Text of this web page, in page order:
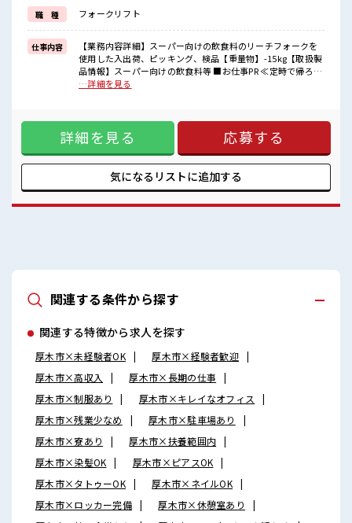
■職場の雰囲気
休憩室で楽しくランチ♪
時間があれば昼寝もしちゃおう！
残業は基本ないので定時でサクッと帰宅OK！
高収入もバッチリ目指せますよ！
職 種 フォークリフト
仕事内容
【業務内容詳細】スーパー向けの飲食料のリーチフォークを
使用した入出荷、ピッキング、検品【重量物】-15kg【取扱製
品情報】スーパー向けの飲食料等 ■お仕事PR ≪定時で帰ろう
≫ 自分の時間をしっかり確保できる、 残業基本ナシのお仕事
≪自分に向いている仕事が探せる≫ 困った事などがあれば、
担当がしっかりサポートします！ ■職場の雰囲気 休憩室で楽
しくランチ♪ 時間があれば昼寝もしちゃおう！ 残業は基本な
いので定時でサクッと帰宅OK！ 高収入もバッチリ目指せます
…詳細を見る
詳細を見る 応募する
気になるリストに追加する
関連する条件から探す
関連する特徴から求人を探す
厚木市×未経験者OK
厚木市×経験者歓迎
厚木市×高収入
厚木市×長期の仕事
厚木市×制服あり
厚木市×キレイなオフィス
厚木市×残業少なめ
厚木市×駐車場あり
厚木市×寮あり
厚木市×扶養範囲内
厚木市×染髪OK
厚木市×ピアスOK
厚木市×タトゥーOK
厚木市×ネイルOK
厚木市×ロッカー完備
厚木市×休憩室あり